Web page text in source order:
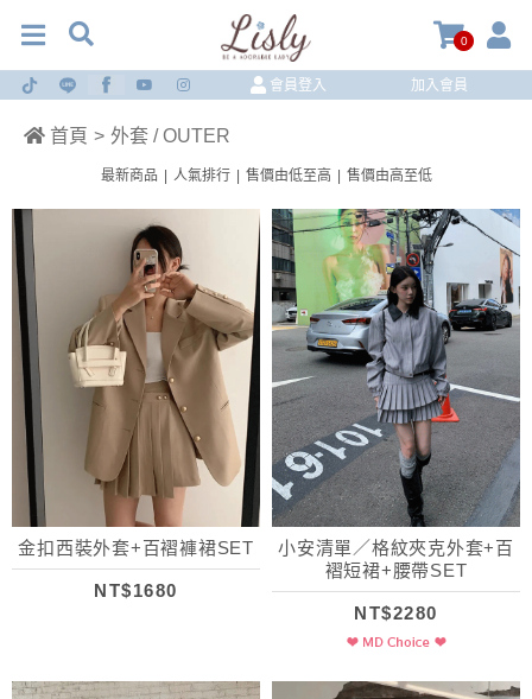
0
會員登入 加入會員
首頁 > 外套 / OUTER
最新商品 人氣排行 售價由低至高 售價由高至低
金扣西裝外套+百褶褲裙SET
NT$1680
小安清單／格紋夾克外套+百
褶短裙+腰帶SET
NT$2280